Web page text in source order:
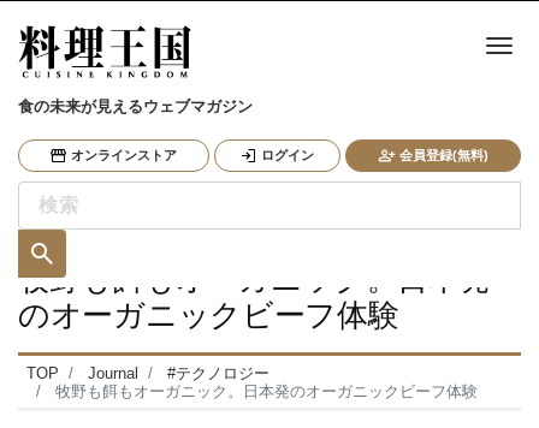
食の未来が見えるウェブマガジン
オンラインストア ログイン 会員登録(無料)
ナ
牧野も餌もオーガニック。日本発
のオーガニックビーフ体験
TOP Journal
#テクノロジー
牧野も餌もオーガニック。日本発のオーガニックビーフ体験